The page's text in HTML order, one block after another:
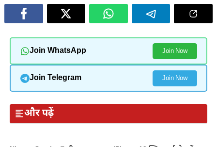
Join WhatsApp Join Now
Join Telegram Join Now
और पढ़ें